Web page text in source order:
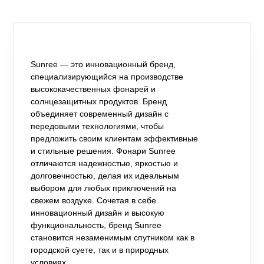
Sunree — это инновационный бренд,
специализирующийся на производстве
высококачественных фонарей и
солнцезащитных продуктов. Бренд
объединяет современный дизайн с
передовыми технологиями, чтобы
предложить своим клиентам эффективные
и стильные решения. Фонари Sunree
отличаются надежностью, яркостью и
долговечностью, делая их идеальным
выбором для любых приключений на
свежем воздухе. Сочетая в себе
инновационный дизайн и высокую
функциональность, бренд Sunree
становится незаменимым спутником как в
городской суете, так и в природных
условиях.